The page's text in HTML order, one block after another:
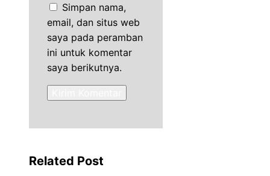
Simpan nama,
email, dan situs web
saya pada peramban
ini untuk komentar
saya berikutnya.
Related Post